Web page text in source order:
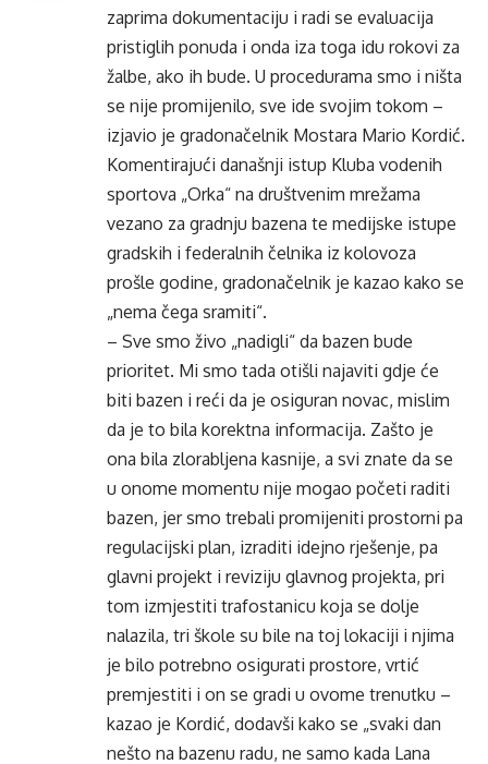
zaprima dokumentaciju i radi se evaluacija
pristiglih ponuda i onda iza toga idu rokovi za
žalbe, ako ih bude. U procedurama smo i ništa
se nije promijenilo, sve ide svojim tokom –
izjavio je gradonačelnik Mostara Mario Kordić.
Komentirajući današnji istup Kluba vodenih
sportova „Orka“ na društvenim mrežama
vezano za gradnju bazena te medijske istupe
gradskih i federalnih čelnika iz kolovoza
prošle godine, gradonačelnik je kazao kako se
„nema čega sramiti“.
– Sve smo živo „nadigli“ da bazen bude
prioritet. Mi smo tada otišli najaviti gdje će
biti bazen i reći da je osiguran novac, mislim
da je to bila korektna informacija. Zašto je
ona bila zlorabljena kasnije, a svi znate da se
u onome momentu nije mogao početi raditi
bazen, jer smo trebali promijeniti prostorni pa
regulacijski plan, izraditi idejno rješenje, pa
glavni projekt i reviziju glavnog projekta, pri
tom izmjestiti trafostanicu koja se dolje
nalazila, tri škole su bile na toj lokaciji i njima
je bilo potrebno osigurati prostore, vrtić
premjestiti i on se gradi u ovome trenutku –
kazao je Kordić, dodavši kako se „svaki dan
nešto na bazenu radu, ne samo kada Lana